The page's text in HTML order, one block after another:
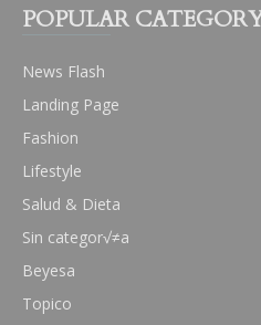
POPULAR
News Flash
Landing Page
Fashion
Lifestyle
Salud & Dieta
Sin categor√≠a
Beyesa
Topico